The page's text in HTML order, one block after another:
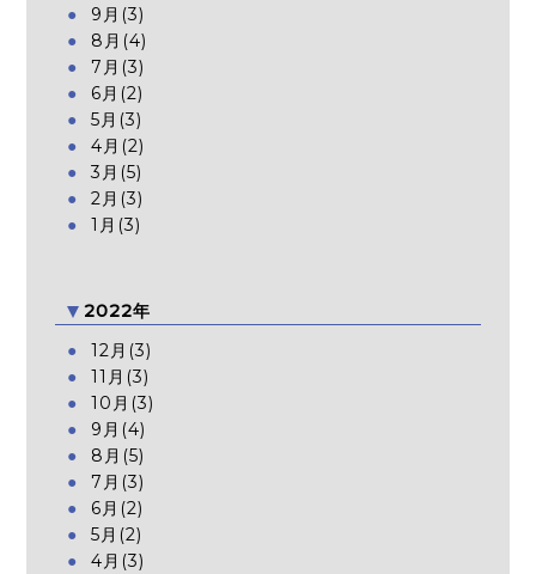
9月(3)
8月(4)
7月(3)
6月(2)
5月(3)
4月(2)
3月(5)
2月(3)
1月(3)
2022年
12月(3)
11月(3)
10月(3)
9月(4)
8月(5)
7月(3)
6月(2)
5月(2)
4月(3)